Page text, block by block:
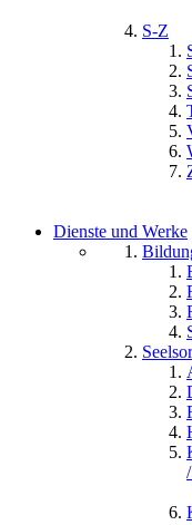
S-Z
Dienste und Werke